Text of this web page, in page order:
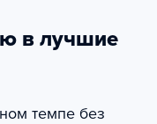
в лучшие
темпе без